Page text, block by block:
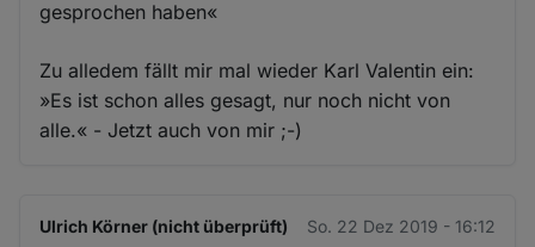
gesprochen haben«
Zu alledem fällt mir mal wieder Karl Valentin ein:
»Es ist schon alles gesagt, nur noch nicht von
alle.« - Jetzt auch von mir ;-)
Ulrich Körner (nicht überprüft) So. 22 Dez 2019 - 16:12